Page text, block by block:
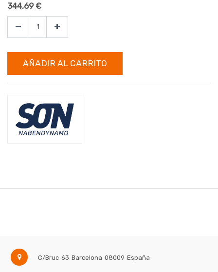
344,69€
AÑADIR AL CARRITO
C/Bruc 63 Barcelona 08009 España